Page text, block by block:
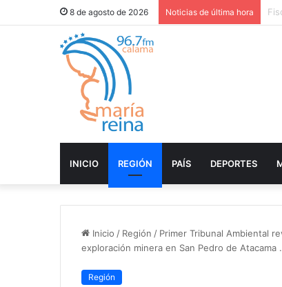
8 de agosto de 2026 Noticias de última hora
INICIO REGIÓN PAÍS DEPORTES
Inicio / Región / Primer Tribunal Ambiental
exploración minera en San Pedro de Atacama .
Región